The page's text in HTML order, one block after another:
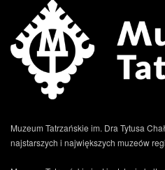
Muzeum Tatrzańskie im. Dra Tytusa
najstarszych i największych muzeów